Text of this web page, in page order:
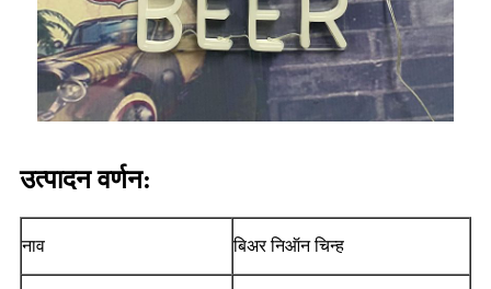
उत्पादन वर्णन:
नाव बिअर निऑन चिन्ह